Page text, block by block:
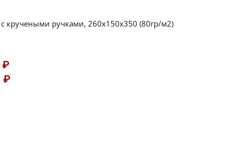
кручеными ручками, 260х150х350 (80гр/м2)
₽
₽